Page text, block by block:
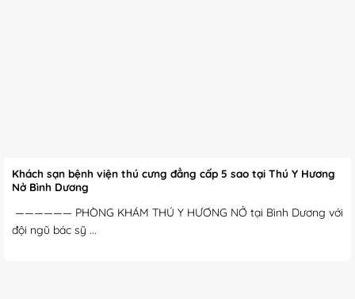
Khách sạn bệnh viện thú cưng đẳng cấp 5 sao tại Thú Y Hương
Nở Bình Dương
—————— PHÒNG KHÁM THÚ Y HƯƠNG NỞ tại Bình Dương với
đội ngũ bác sỹ ...